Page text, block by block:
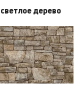
дерево